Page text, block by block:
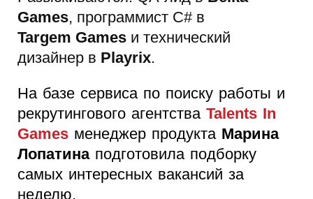
Games, программист C# в
Targem Games и технический
дизайнер в Playrix.
На базе сервиса по поиску работы и
рекрутингового агентства Talents In
Games менеджер продукта Марина
Лопатинаподготовила подборку
самых интересных вакансий за
неделю.